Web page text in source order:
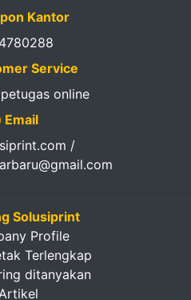
Kantor
Service
online
Email
/
Solusiprint
Profile
Terlengkap
ditanyakan
Artikel